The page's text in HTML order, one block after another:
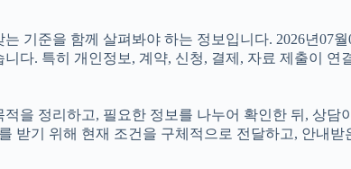
기준을 함께 살펴봐야 하는 정보입니다. 2026년07
다. 특히 개인정보, 계약, 신청, 결제, 자료 제출이
을 정리하고, 필요한 정보를 나누어 확인한 뒤, 상
받기 위해 현재 조건을 구체적으로 전달하고, 안내